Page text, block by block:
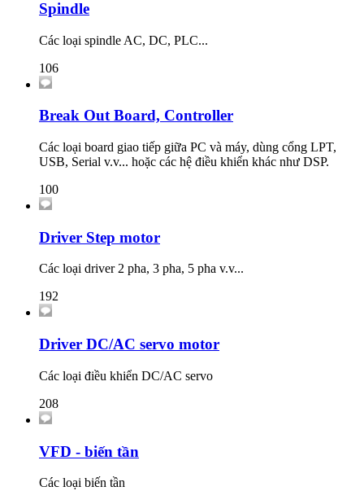
Spindle
Các loại spindle AC, DC, PLC...
106
Break Out Board, Controller
Các loại board giao tiếp giữa PC và máy, dùng cổng LPT,
USB, Serial v.v... hoặc các hệ điều khiển khác như DSP.
100
Driver Step motor
Các loại driver 2 pha, 3 pha, 5 pha v.v...
192
Driver DC/AC servo motor
Các loại điều khiển DC/AC servo
208
VFD - biến tần
Các loại biến tần